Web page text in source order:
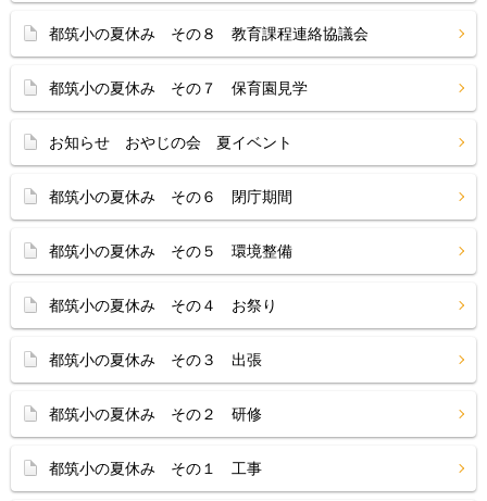
都筑小の夏休み その８ 教育課程連絡協議会
都筑小の夏休み その７ 保育園見学
お知らせ おやじの会 夏イベント
都筑小の夏休み その６ 閉庁期間
都筑小の夏休み その５ 環境整備
都筑小の夏休み その４ お祭り
都筑小の夏休み その３ 出張
都筑小の夏休み その２ 研修
都筑小の夏休み その１ 工事